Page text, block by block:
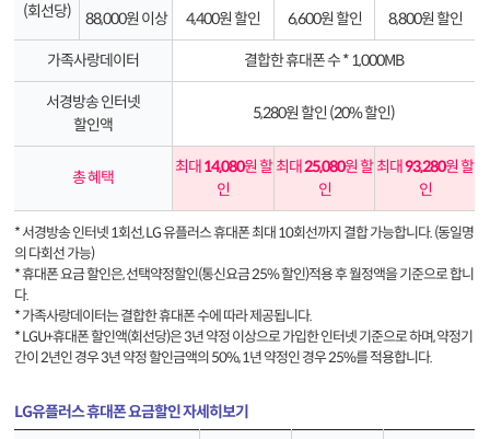
(회선당)
88,000원 이상 4,400원 할인 6,600원 할인 8,800원 할인
가족사랑데이터 결합한 휴대폰 수 * 1,000MB
서경방송 인터넷
할인액
5,280원 할인 (20% 할인)
총 혜택
최대 14,080원 할
인
최대25,080원 할
인
최대93,280원 할
인
* 서경방송 인터넷 1회선, LG 유플러스 휴대폰 최대 10회선까지 결합 가능합니다. (동일명
의 다회선 가능)
* 휴대폰 요금 할인은, 선택약정할인(통신요금 25% 할인)적용 후 월정액을 기준으로 합니
다.
* 가족사랑데이터는 결합한 휴대폰 수에 따라 제공됩니다.
* LGU+휴대폰 할인액(회선당)은 3년 약정 이상으로 가입한 인터넷 기준으로 하며, 약정기
간이 2년인 경우 3년 약정 할인금액의 50%, 1년 약정인 경우 25%를 적용합니다.
LG유플러스 휴대폰 요금할인 자세히보기